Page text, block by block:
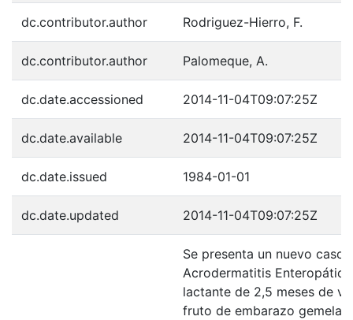
dc.contributor.author Rodriguez-Hierro, F.
dc.contributor.author Palomeque, A.
dc.date.accessioned 2014-11-04T09:07:25Z
dc.date.available 2014-11-04T09:07:25Z
dc.date.issued 1984-01-01
dc.date.updated 2014-11-04T09:07:25Z
Se presenta un nuevo caso
Acrodermatitis
lactante de 2,5 meses de
fruto de embarazo gemelar